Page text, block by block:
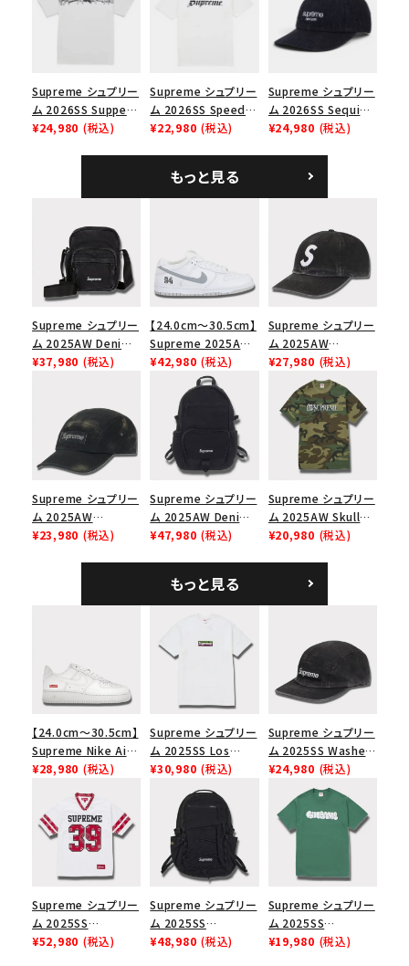
絞り込んで検索する
ップ ブラック
Supreme シュプリー
ム 2026SS Supper
Tee サパーTシャツ
¥24,980 (税込)
Supreme シュプリー
ム 2026SS Speed
Tee スピードTシャツ
¥22,980 (税込)
Supreme シュプリー
ム 2026SS Sequin
Denim Classic
シックロゴ 6パネルキ
ャップ ブラック
¥24,980 (税込)
もっと見る
Supreme シュプリー
ム 2025AW Denim
Shoulder Bag デニ
¥37,980 (税込)
【24.0cm～30.5cm】
Supreme 2025AW
Nike SB Dunk Low
ナイキ SB ダンク ロ
ー スニーカー ホワイ
¥42,980 (税込)
Supreme シュプリー
ム 2025AW
Pigment Coated
2-Tone S Logo 6-
Panel Cap ピグメン
トコーテッド 2トーン
エスロゴ 6パネルキャ
ップ ブラック
¥27,980 (税込)
Supreme シュプリー
ム 2025AW
Overdyed Camp
¥23,980 (税込)
Supreme シュプリー
ム 2025AW Denim
Backpack デニム バ
¥47,980 (税込)
Supreme シュプリー
ム 2025AW Skull
Tee スカル Tシャ
¥20,980 (税込)
もっと見る
【24.0cm～30.5cm】
Supreme Nike Air
Force 1 Low シュプ
ース１スニーカー シ
ューズ ホワイト
¥28,980 (税込)
Supreme シュプリー
ム 2025SS Los
Angeles Fire Relief
Box Logo Tee ファ
イヤーリリーフボック
スロゴTシャツ ホワ
イト 白
¥30,980 (税込)
Supreme シュプリー
ム 2025SS Washed
Chino Twill Camp
Cap ウォッシュチノツ
イルキャンプキャップ
ブラック 黒
¥24,980 (税込)
Supreme シュプリー
ム 2025SS
Bandana Football
¥52,980 (税込)
Supreme シュプリー
ム 2025SS
Backpack バックパッ
¥48,980 (税込)
Supreme シュプリー
ム 2025SS
Homerun Tee ホー
¥19,980 (税込)